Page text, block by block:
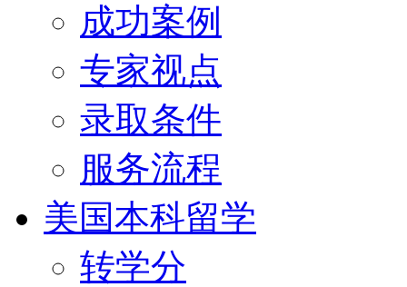
成功案例
专家视点
录取条件
服务流程
美国本科留学
转学分